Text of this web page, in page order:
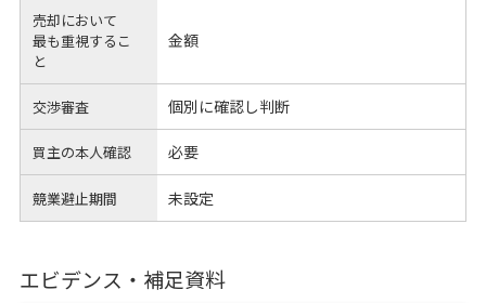
売却において
最も重視するこ
と
金額
交渉審査 個別に確認し判断
買主の本人確認 必要
競業避止期間 未設定
エビデンス・補足資料